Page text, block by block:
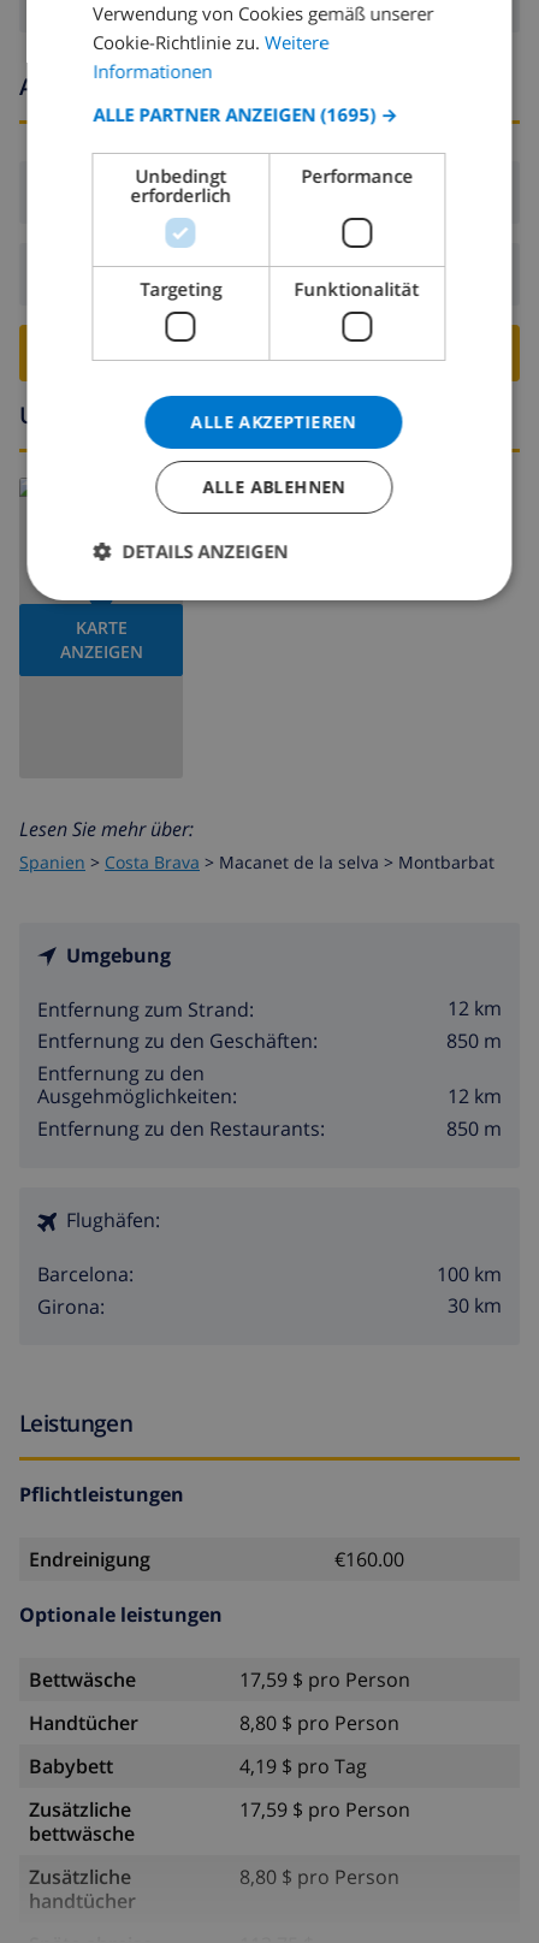
Ankunfts- und abfahrtszeiten
Ankunft:Ab 16:00 vor 21:00
Abreise:Vor: 10:00
Umgebung
KARTE
ANZEIGEN
Lesen Sie mehr über:
Spanien > Costa Brava > Macanet de la selva > Montbarbat
Umgebung
Entfernung zum Strand:
12 km
Entfernung zu den Geschäften:
850 m
Entfernung zu den
Ausgehmöglichkeiten:
12 km
Entfernung zu den Restaurants:
850 m
Flughäfen:
Barcelona:
100 km
Girona:
30 km
Leistungen
Pflichtleistungen
Endreinigung €160.00
Optionale leistungen
Bettwäsche
17,59 $ pro Person
Handtücher
8,80 $ pro Person
Babybett
4,19 $ pro Tag
Zusätzliche
bettwäsche
17,59 $ pro Person
Zusätzliche
handtücher
8,80 $ pro Person
GERMAN
ITALIAN
DANISH
Verwendung von Cookies gemäß unserer
Cookie-Richtlinie zu. Weitere
Informationen
ALLE PARTNER ANZEIGEN (1695) →
Unbedingt
erforderlich
Performance
Targeting Funktionalität
ALLE AKZEPTIEREN
ALLE ABLEHNEN
DETAILS ANZEIGEN